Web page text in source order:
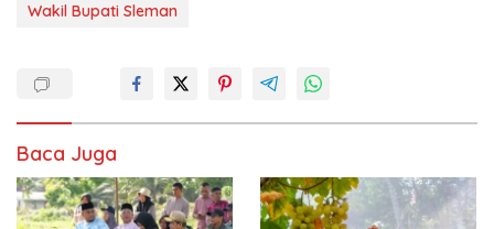
Wakil Bupati Sleman
Baca Juga